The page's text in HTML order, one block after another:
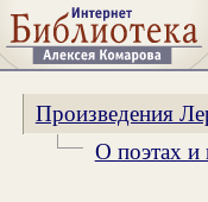
Произведения
О поэтах и